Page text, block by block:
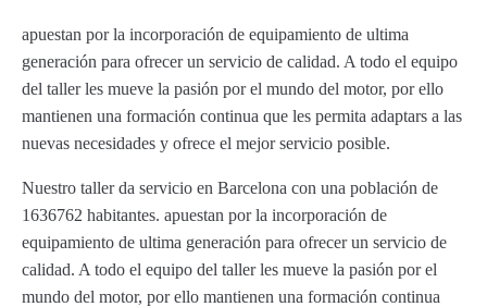
apuestan por la incorporación de equipamiento de ultima
generación para ofrecer un servicio de calidad. A todo el equipo
del taller les mueve la pasión por el mundo del motor, por ello
mantienen una formación continua que les permita adaptars a las
nuevas necesidades y ofrece el mejor servicio posible.
Nuestro taller da servicio en Barcelona con una población de
1636762 habitantes. apuestan por la incorporación de
equipamiento de ultima generación para ofrecer un servicio de
calidad. A todo el equipo del taller les mueve la pasión por el
mundo del motor, por ello mantienen una formación continua